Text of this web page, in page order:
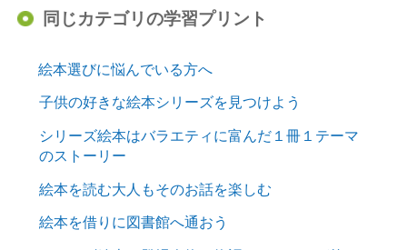
同じカテゴリの学習プリント
絵本選びに悩んでいる方へ
子供の好きな絵本シリーズを見つけよう
シリーズ絵本はバラエティに富んだ１冊１テーマ
のストーリー
絵本を読む大人もそのお話を楽しむ
絵本を借りに図書館へ通おう